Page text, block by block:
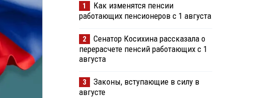
1
Как изменятся пенсии
работающих пенсионеров с 1 августа
2
Сенатор Косихина рассказала о
перерасчете пенсий работающих с 1
августа
3
Законы, вступающие в силу в
августе